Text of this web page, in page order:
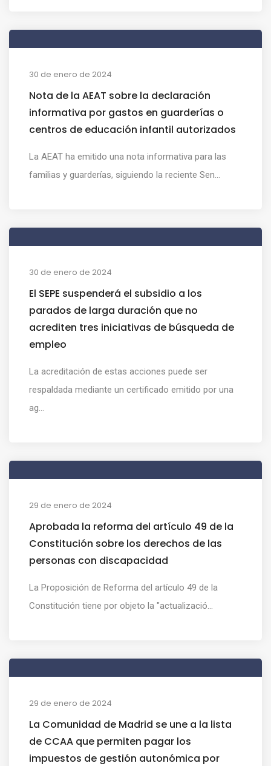
30 de enero de 2024
Nota de la AEAT sobre la declaración
informativa por gastos en guarderías o
centros de educación infantil autorizados
La AEAT ha emitido una nota informativa para las
familias y guarderías, siguiendo la reciente Sen...
30 de enero de 2024
El SEPE suspenderá el subsidio a los
parados de larga duración que no
acrediten tres iniciativas de búsqueda de
empleo
La acreditación de estas acciones puede ser
respaldada mediante un certificado emitido por una
ag...
29 de enero de 2024
Aprobada la reforma del artículo 49 de la
Constitución sobre los derechos de las
personas con discapacidad
La Proposición de Reforma del artículo 49 de la
Constitución tiene por objeto la "actualizació...
29 de enero de 2024
La Comunidad de Madrid se une a la lista
de CCAA que permiten pagar los
impuestos de gestión autonómica por